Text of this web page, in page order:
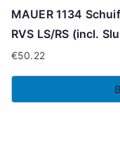
MAUER 1134
RVS LS/RS (incl.
€50.22